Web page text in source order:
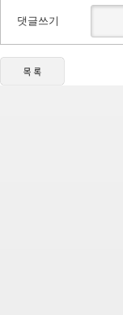
댓글쓰기